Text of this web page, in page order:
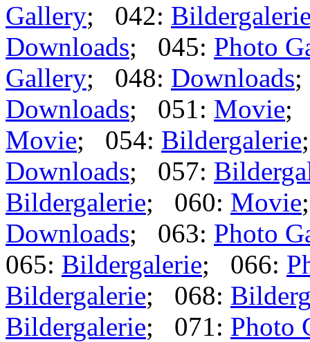
Gallery; 042:
Downloads; 045: Photo
Gallery; 048: Downloads
Downloads; 051: Movie;
Movie; 054: Bildergalerie
Downloads; 057:
Bildergalerie; 060: Movie
Downloads; 063: Photo
065: Bildergalerie; 066:
Bildergalerie; 068:
Bildergalerie; 071: Photo